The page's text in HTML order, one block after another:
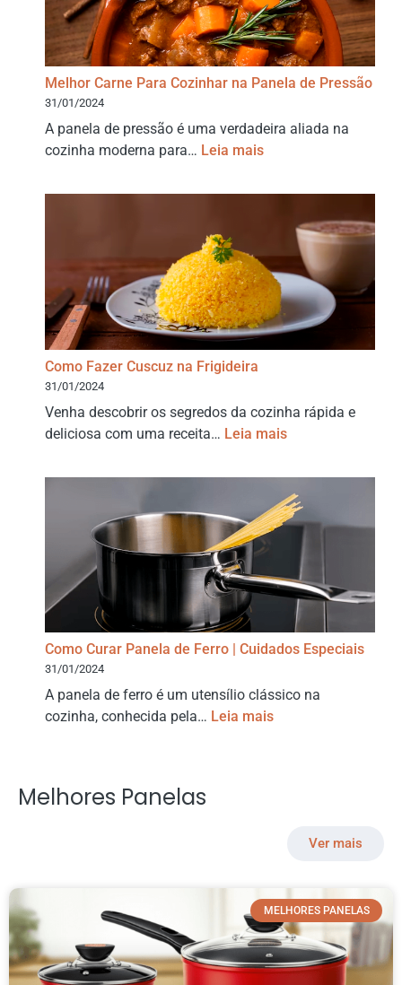
Melhor Carne Para Cozinhar na Panela de Pressão
31/01/2024
A panela de pressão é uma verdadeira aliada na
cozinha moderna para… Leia mais
Como Fazer Cuscuz na Frigideira
31/01/2024
Venha descobrir os segredos da cozinha rápida e
deliciosa com uma receita… Leia mais
Como Curar Panela de Ferro | Cuidados Especiais
31/01/2024
A panela de ferro é um utensílio clássico na
cozinha, conhecida pela… Leia mais
Melhores Panelas
Ver mais
MELHORES PANELAS